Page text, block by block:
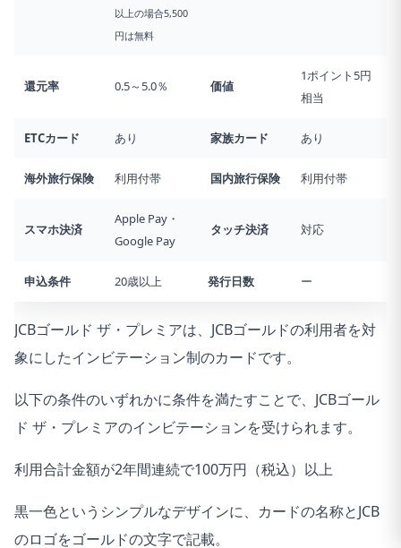
以上の場合5,500
円は無料
還元率 0.5～5.0％ 価値
1ポイント5円
相当
ETCカード あり 家族カード あり
海外旅行保険 利用付帯 国内旅行保険 利用付帯
スマホ決済
Apple Pay・
Google Pay
タッチ決済 対応
申込条件 20歳以上 発行日数 ー
JCBゴールド ザ・プレミアは、JCBゴールドの利用者を対
象にしたインビテーション制のカードです。
以下の条件のいずれかに条件を満たすことで、JCBゴール
ド ザ・プレミアのインビテーションを受けられます。
利用合計金額が2年間連続で100万円（税込）以上
黒一色というシンプルなデザインに、カードの名称とJCB
のロゴをゴールドの文字で記載。